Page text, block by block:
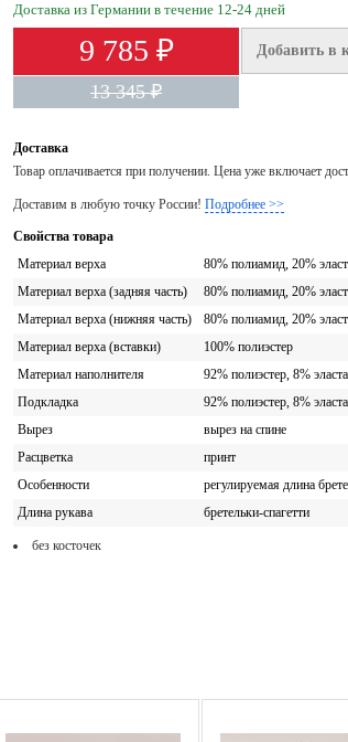
Доставка из Германии в течение 12-24 дней
9 785 ₽ Добавить в
13 345 ₽
Доставка
Товар оплачивается при получении. Цена уже включает
Доставим в любую точку России! Подробнее >>
Свойства товара
Материал верха
80% полиамид, 20%
Материал верха (задняя часть)
80% полиамид, 20%
Материал верха (нижняя часть)
80% полиамид, 20%
Материал верха (вставки)
100% полиэстер
Материал наполнителя
92% полиэстер, 8%
Подкладка
92% полиэстер, 8%
Вырез
вырез на спине
Расцветка
принт
Особенности
регулируемая длина
Длина рукава
бретельки-спагетти
без косточек